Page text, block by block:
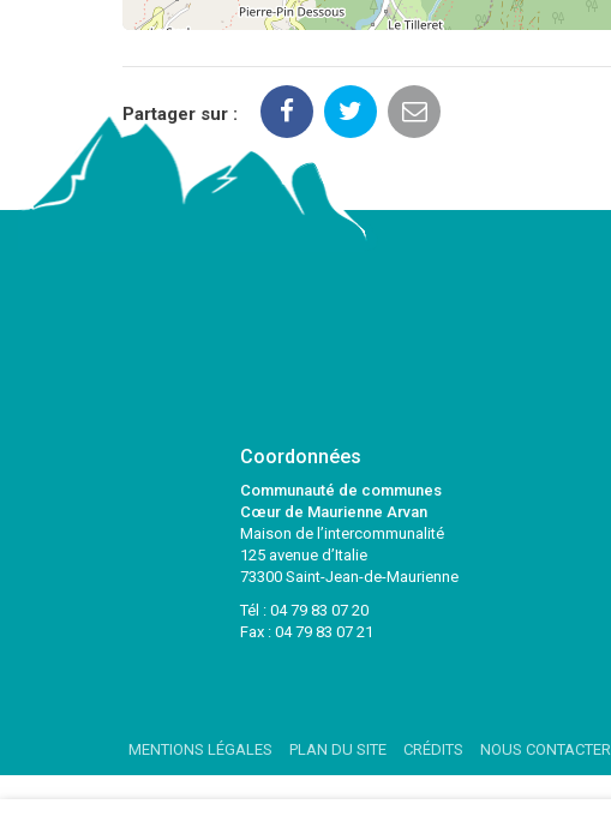
Partager sur :
Coordonnées
Communauté de communes
Cœur de Maurienne Arvan
Maison de l’intercommunalité
125 avenue d’Italie
73300 Saint-Jean-de-Maurienne
Tél : 04 79 83 07 20
Fax : 04 79 83 07 21
MENTIONS LÉGALES PLAN DU SITE CRÉDITS NOUS CONTACTER